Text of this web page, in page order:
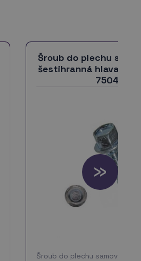
Šroub do plechu
šestihranná hlava ZB
7504K
Šroub do plechu samovrtný